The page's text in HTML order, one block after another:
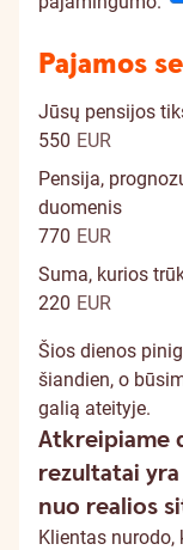
Pajamos
Jūsų pensijos
550 EUR
Pensija,
duomenis
770 EUR
Suma, kurios
220 EUR
Šios dienos
šiandien, o
galią ateityje.
Atkreipiame
rezultatai
nuo realios
Klientas